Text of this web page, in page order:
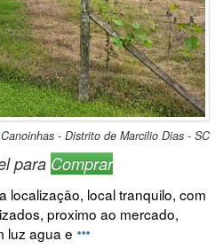
- Distrito de Marcilio Dias - SC
para Comprar
localização, local tranquilo, com
proximo ao mercado,
luz agua e